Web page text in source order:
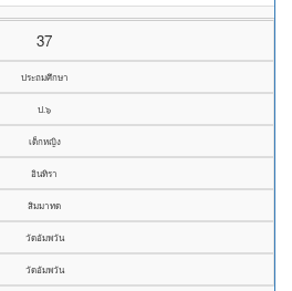
37
ประถมศึกษา
ป.๖
เด็กหญิง
อินทิรา
สิมมาทด
วัดอัมพวัน
วัดอัมพวัน